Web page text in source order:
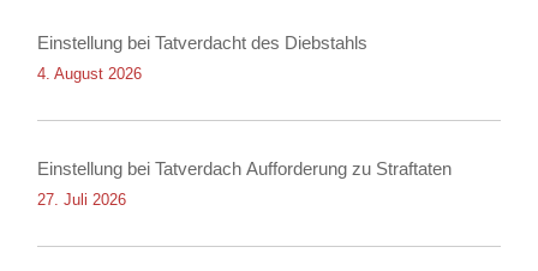
Einstellung bei Tatverdacht des Diebstahls
4. August 2026
Einstellung bei Tatverdach Aufforderung zu Straftaten
27. Juli 2026